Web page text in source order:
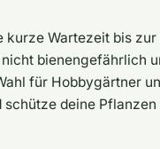
Wartezeit bis
bienengefährlich
für Hobbygärtner
deine